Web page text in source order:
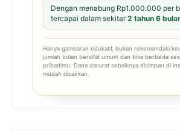
Dengan menabung Rp1.000.000 per
tercapai dalam sekitar2 tahun 6
Hanya gambaran edukatif, bukan rekomendasi
jumlah bulan bersifat umum dan bisa berbeda
pribadimu. Dana darurat sebaiknya disimpan di
mudah dicairkan.